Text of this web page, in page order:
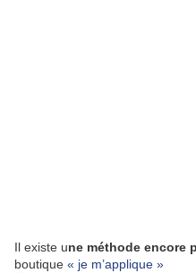
Il existe une méthode encore
boutique « je m’applique »